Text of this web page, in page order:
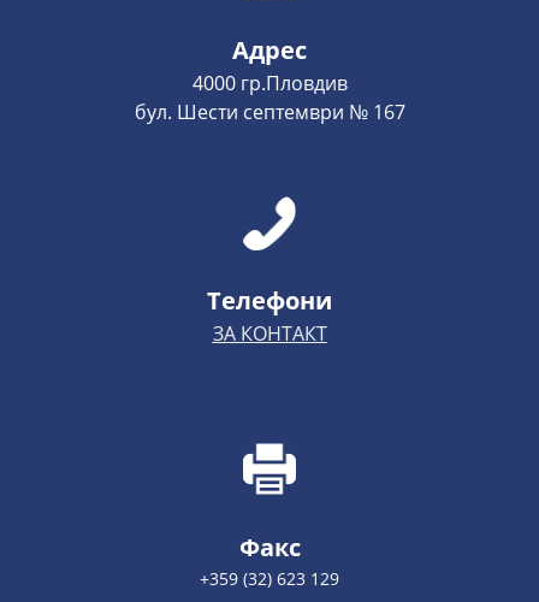
Адрес
4000 гр.Пловдив
бул. Шести септември № 167
Телефони
ЗА КОНТАКТ
Факс
+359 (32) 623 129